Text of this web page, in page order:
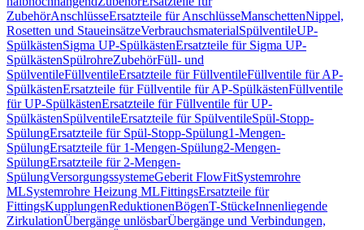
ZubehörAnschlüsseErsatzteile für AnschlüsseManschettenNippel,
Rosetten und StaueinsätzeVerbrauchsmaterialSpülventileUP-
SpülkästenSigma UP-SpülkästenErsatzteile für Sigma UP-
SpülkästenSpülrohreZubehörFüll- und
SpülventileFüllventileErsatzteile für FüllventileFüllventile für AP-
SpülkästenErsatzteile für Füllventile für AP-SpülkästenFüllventile
für UP-SpülkästenErsatzteile für Füllventile für UP-
SpülkästenSpülventileErsatzteile für SpülventileSpül-Stopp-
SpülungErsatzteile für Spül-Stopp-Spülung1-Mengen-
SpülungErsatzteile für 1-Mengen-Spülung2-Mengen-
SpülungErsatzteile für 2-Mengen-
SpülungVersorgungssystemeGeberit FlowFitSystemrohre
MLSystemrohre Heizung MLFittingsErsatzteile für
FittingsKupplungenReduktionenBögenT-StückeInnenliegende
ZirkulationÜbergänge unlösbarÜbergänge und Verbindungen,